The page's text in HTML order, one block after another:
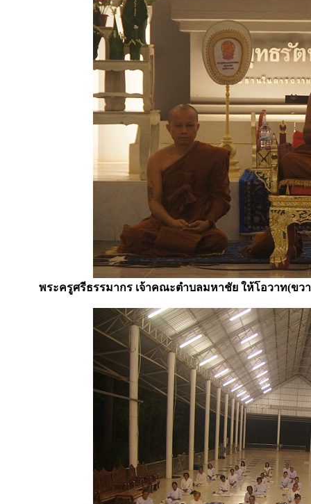
พระครูศรีธรรมากร เจ้าคณะตำบลมหาชัย ให้โอวาท(ข